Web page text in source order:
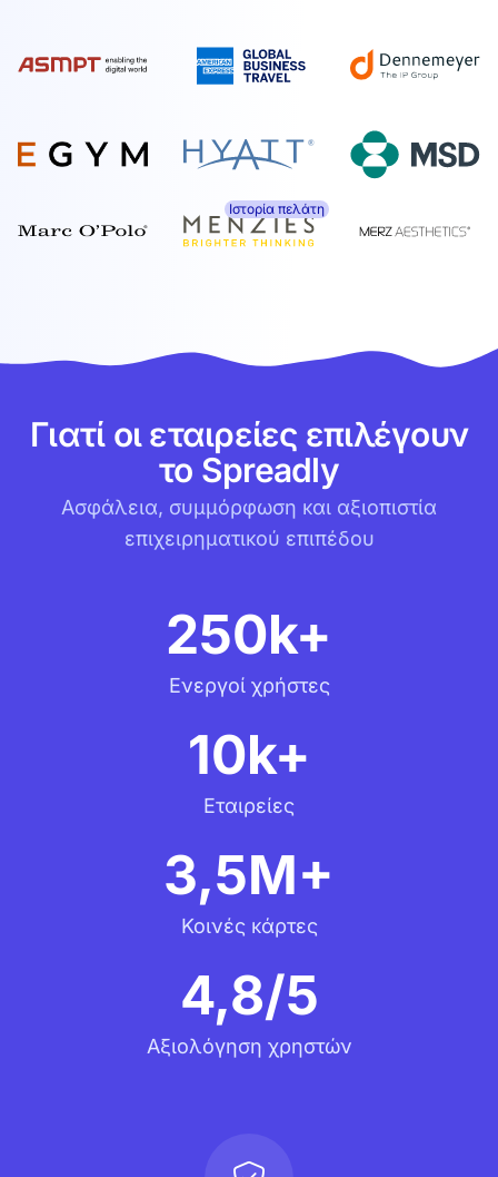
Ιστορία πελάτη
Γιατί οι εταιρείες επιλέγουν
το Spreadly
Ασφάλεια, συμμόρφωση και αξιοπιστία
επιχειρηματικού επιπέδου
250k+
Ενεργοί χρήστες
10k+
Εταιρείες
3,5M+
Κοινές κάρτες
4,8/5
Αξιολόγηση χρηστών